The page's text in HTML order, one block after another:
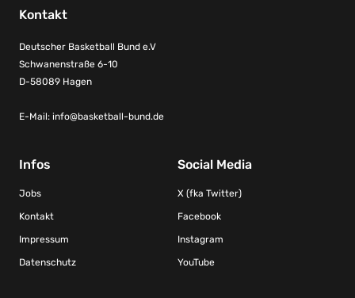
Kontakt
Deutscher Basketball Bund e.V
Schwanenstraße 6-10
D-58089 Hagen
E-Mail: info@basketball-bund.de
Infos
Jobs
Kontakt
Impressum
Datenschutz
Social Media
X (fka Twitter)
Facebook
Instagram
YouTube